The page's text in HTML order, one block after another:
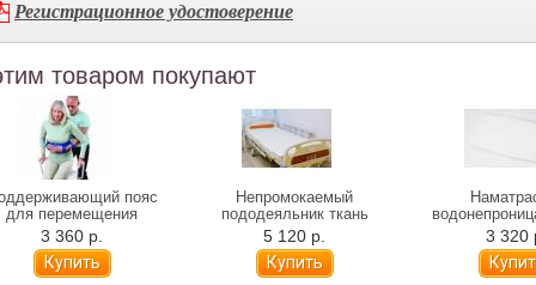
Регистрационное удостоверение
товаром покупают
пояс
для перемещения
больного
3 360 р.
Непромокаемый
пододеяльник ткань
Dahlia/Bielastic
(клеенчатая верхняя
часть) NPB018R
5 120 р.
молнии3 320